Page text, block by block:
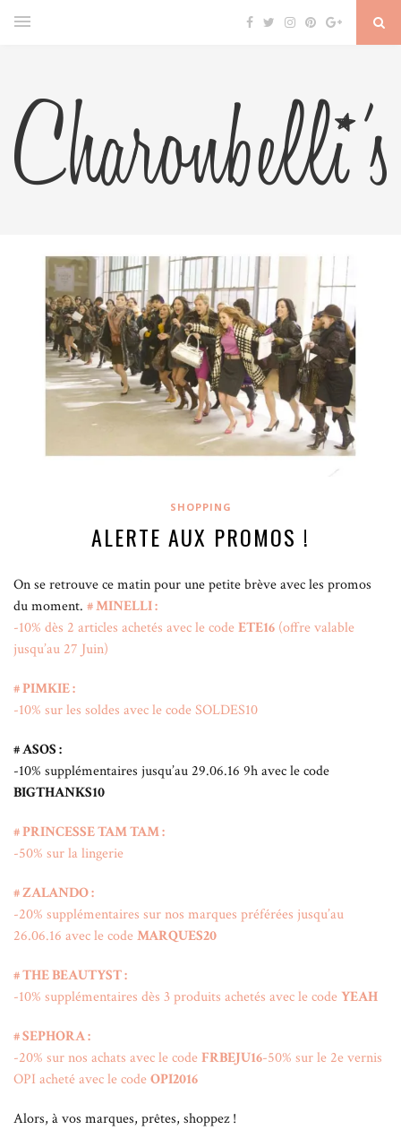
SHOPPING
ALERTE AUX PROMOS !
On se retrouve ce matin pour une petite brève avec les promos
du moment. # MINELLI :
-10% dès 2 articles achetés avec le codeETE16 (offre valable
jusqu’au 27 Juin)
# PIMKIE :
-10% sur les soldes avec le code SOLDES10
# ASOS :
-10% supplémentaires jusqu’au 29.06.16 9h avec le code
BIGTHANKS10
# PRINCESSE TAM TAM :
-50% sur la lingerie
# ZALANDO :
-20% supplémentaires sur nos marques préférées jusqu’au
26.06.16 avec le codeMARQUES20
# THE BEAUTYST :
-10% supplémentaires dès 3 produits achetés avec le code YEAH
# SEPHORA :
-20% sur nos achats avec le codeFRBEJU16-50% sur le 2e vernis
OPI acheté avec le codeOPI2016
Alors, à vos marques, prêtes, shoppez !